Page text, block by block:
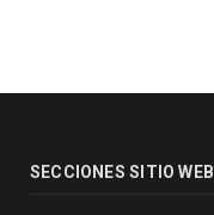
SECCIONES SITIO WEB